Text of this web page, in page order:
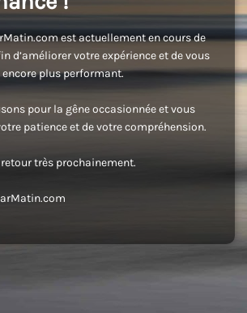
est actuellement en cours de
d’améliorer votre expérience et de vous
plus performant.
pour la gêne occasionnée et vous
patience et de votre compréhension.
très prochainement.